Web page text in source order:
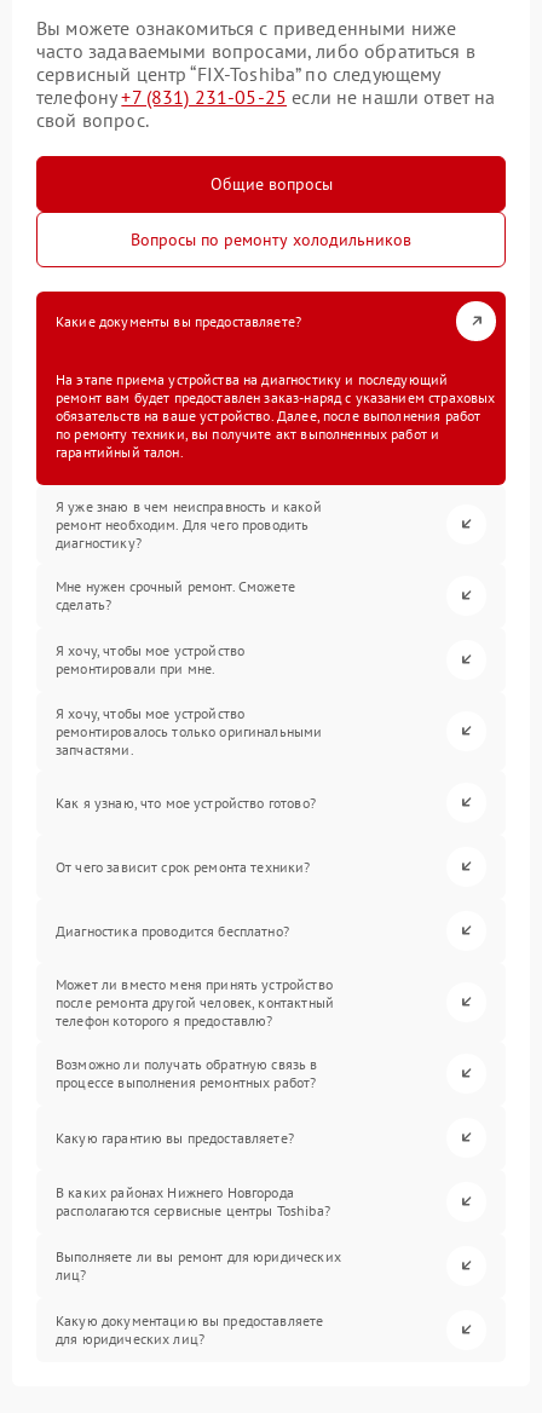
Вы можете ознакомиться с приведенными ниже
часто задаваемыми вопросами, либо обратиться в
сервисный центр “FIX-Toshiba” по следующему
телефону+7 (831) 231-05-25 если не нашли ответ на
свой вопрос.
Общие вопросы
Вопросы по ремонту холодильников
Какие документы вы предоставляете?
На этапе приема устройства на диагностику и последующий
ремонт вам будет предоставлен заказ-наряд с указанием страховых
обязательств на ваше устройство. Далее, после выполнения работ
по ремонту техники, вы получите акт выполненных работ и
гарантийный талон.
Я уже знаю в чем неисправность и какой
ремонт необходим. Для чего проводить
диагностику?
Мне нужен срочный ремонт. Сможете
сделать?
Я хочу, чтобы мое устройство
ремонтировали при мне.
Я хочу, чтобы мое устройство
ремонтировалось только оригинальными
запчастями.
Как я узнаю, что мое устройство готово?
От чего зависит срок ремонта техники?
Диагностика проводится бесплатно?
Может ли вместо меня принять устройство
после ремонта другой человек, контактный
телефон которого я предоставлю?
Возможно ли получать обратную связь в
процессе выполнения ремонтных работ?
Какую гарантию вы предоставляете?
В каких районах Нижнего Новгорода
располагаются сервисные центры Toshiba?
Выполняете ли вы ремонт для юридических
лиц?
Какую документацию вы предоставляете
для юридических лиц?